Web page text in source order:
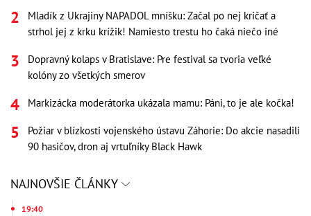
Mladík z Ukrajiny NAPADOL mníšku: Začal po nej kričať a
strhol jej z krku krížik! Namiesto trestu ho čaká niečo iné
Dopravný kolaps v Bratislave: Pre festival sa tvoria veľké
kolóny zo všetkých smerov
Markizácka moderátorka ukázala mamu: Páni, to je ale kočka!
Požiar v blízkosti vojenského ústavu Záhorie: Do akcie nasadili
90 hasičov, dron aj vrtuľníky Black Hawk
NAJNOVŠIE ČLÁNKY
19:40